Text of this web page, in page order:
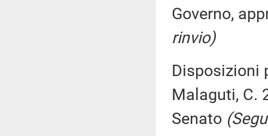
Governo,
rinvio)
Disposizioni
Malaguti, C.
Senato